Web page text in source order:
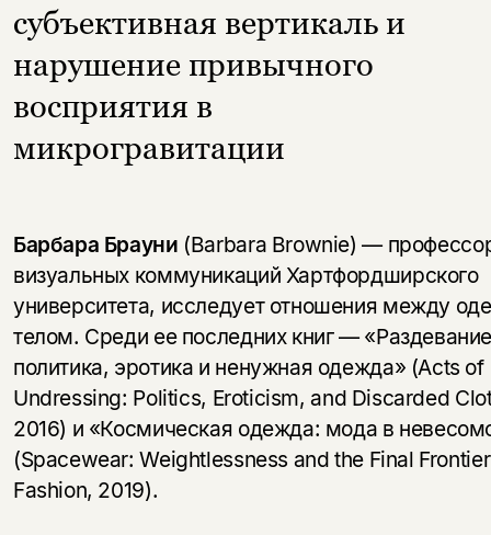
субъективная вертикаль и
нарушение привычного
восприятия в
микрогравитации
Барбара Брауни (Barbara Brownie) —
визуальных коммуникаций Хартфордширского
университета, исследует отношения между
телом. Среди ее последних книг —
политика, эротика и ненужная одежда» (Acts of
Undressing: Politics, Eroticism, and Discarded
2016) и «Космическая одежда: мода в
(Spacewear: Weightlessness and the Final
Fashion, 2019).